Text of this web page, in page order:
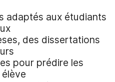
adaptés aux étudiants
des dissertations
pour prédire les